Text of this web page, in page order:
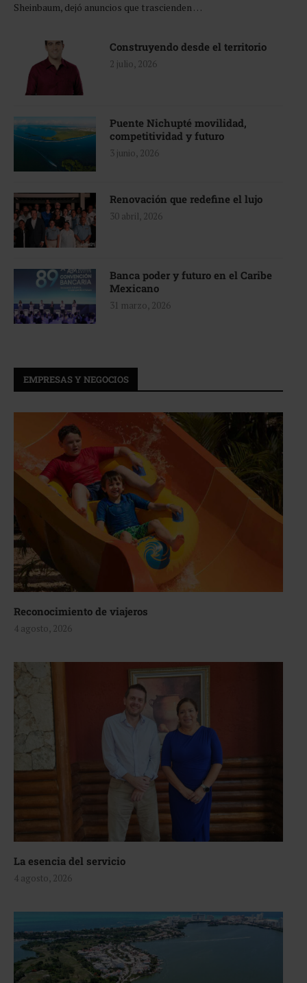
Sheinbaum, dejó anuncios que trascienden …
Construyendo desde el territorio
2 julio, 2026
Puente Nichupté movilidad,
competitividad y futuro
3 junio, 2026
Renovación que redefine el lujo
30 abril, 2026
Banca poder y futuro en el Caribe
Mexicano
31 marzo, 2026
EMPRESAS Y NEGOCIOS
Reconocimiento de viajeros
4 agosto, 2026
La esencia del servicio
4 agosto, 2026